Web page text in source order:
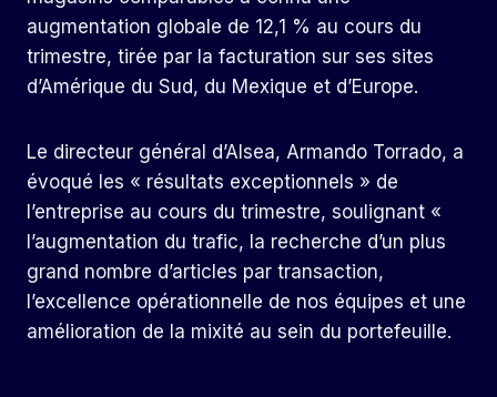
augmentation globale de 12,1 % au cours du
trimestre, tirée par la facturation sur ses sites
d’Amérique du Sud, du Mexique et d’Europe.
Le directeur général d’Alsea, Armando Torrado, a
évoqué les « résultats exceptionnels » de
l’entreprise au cours du trimestre, soulignant «
l’augmentation du trafic, la recherche d’un plus
grand nombre d’articles par transaction,
l’excellence opérationnelle de nos équipes et une
amélioration de la mixité au sein du portefeuille.